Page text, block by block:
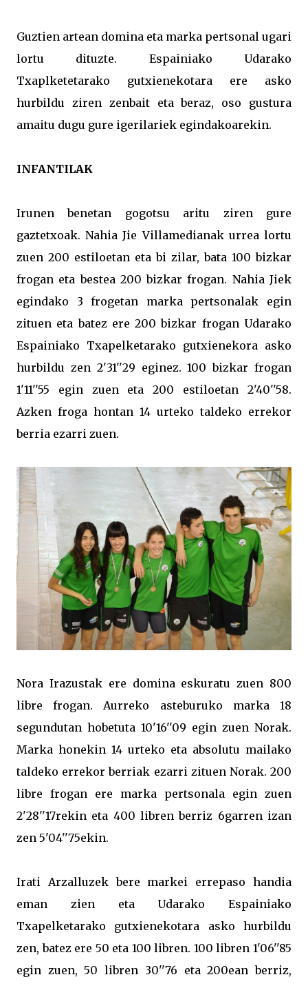
Guztien artean domina eta marka pertsonal ugari
lortu dituzte. Espainiako Udarako
Txaplketetarako gutxienekotara ere asko
hurbildu ziren zenbait eta beraz, oso gustura
amaitu dugu gure igerilariek egindakoarekin.
INFANTILAK
Irunen benetan gogotsu aritu ziren gure
gaztetxoak. Nahia Jie Villamedianak urrea lortu
zuen 200 estiloetan eta bi zilar, bata 100 bizkar
frogan eta bestea 200 bizkar frogan. Nahia Jiek
egindako 3 frogetan marka pertsonalak egin
zituen eta batez ere 200 bizkar frogan Udarako
Espainiako Txapelketarako gutxienekora asko
hurbildu zen 2'31''29 eginez. 100 bizkar frogan
1'11''55 egin zuen eta 200 estiloetan 2'40''58.
Azken froga hontan 14 urteko taldeko errekor
berria ezarri zuen.
Nora Irazustak ere domina eskuratu zuen 800
libre frogan. Aurreko asteburuko marka 18
segundutan hobetuta 10'16''09 egin zuen Norak.
Marka honekin 14 urteko eta absolutu mailako
taldeko errekor berriak ezarri zituen Norak. 200
libre frogan ere marka pertsonala egin zuen
2'28''17rekin eta 400 libren berriz 6garren izan
zen 5'04''75ekin.
Irati Arzalluzek bere markei errepaso handia
eman zien eta Udarako Espainiako
Txapelketarako gutxienekotara asko hurbildu
zen, batez ere 50 eta 100 libren. 100 libren 1'06''85
egin zuen, 50 libren 30''76 eta 200ean berriz,